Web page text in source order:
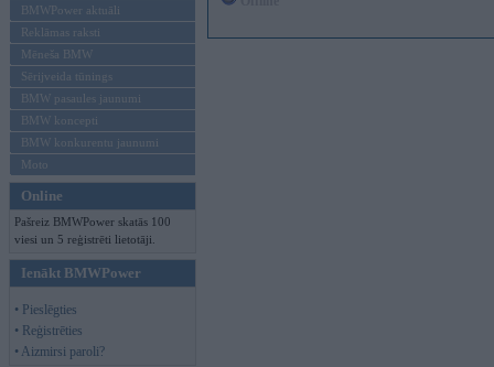
BMWPower aktuāli
Reklāmas raksti
Mēneša BMW
Sērijveida tūnings
BMW pasaules jaunumi
BMW koncepti
BMW konkurentu jaunumi
Moto
Online
Pašreiz BMWPower skatās 100
viesi un 5 reģistrēti lietotāji.
Ienākt BMWPower
• Pieslēgties
• Reģistrēties
• Aizmirsi paroli?